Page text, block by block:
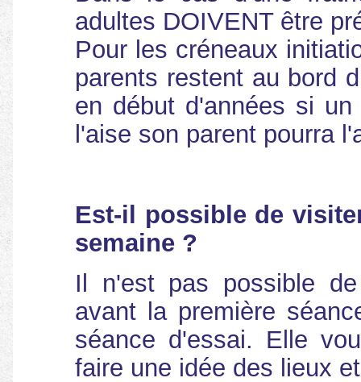
adultes DOIVENT être
Pour les créneaux
parents restent au bord
en début d'années si
l'aise son parent pourra
Est-il possible de
semaine ?
Il n'est pas possible
avant la première
séance d'essai. Elle
faire une idée des lieux